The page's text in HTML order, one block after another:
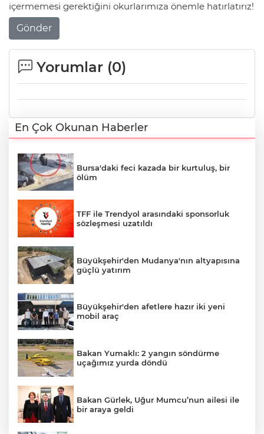
içermemesi gerektiğini okurlarımıza önemle hatırlatırız!
Gönder
Yorumlar (0)
En Çok Okunan Haberler
Bursa'daki feci kazada bir kurtuluş, bir
ölüm
TFF ile Trendyol arasındaki sponsorluk
sözleşmesi uzatıldı
Büyükşehir'den Mudanya'nın altyapısına
güçlü yatırım
Büyükşehir'den afetlere hazır iki yeni
mobil araç
Bakan Yumaklı: 2 yangın söndürme
uçağımız yurda döndü
Bakan Gürlek, Uğur Mumcu’nun ailesi ile
bir araya geldi